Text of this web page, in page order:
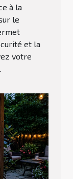
à la
le
et la
votre